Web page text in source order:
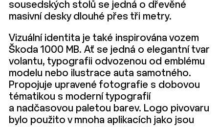
sousedských stolů se jedná o dřevěné
masivní desky dlouhé přes tři metry.
Vizuální identita je také inspirována vozem
Škoda 1000 MB. Ať se jedná o elegantní tvar
volantu, typografii odvozenou od emblému
modelu nebo ilustrace auta samotného.
Propojuje upravené fotografie s dobovou
tématikou s moderní typografií
a nadčasovou paletou barev. Logo pivovaru
bylo použito v mnoha aplikacích jako jsou